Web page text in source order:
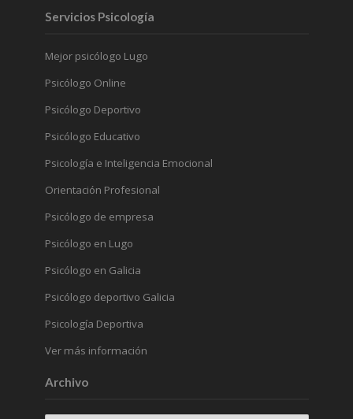
Servicios Psicología
Mejor psicólogo Lugo
Psicólogo Online
Psicólogo Deportivo
Psicólogo Educativo
Psicología e Inteligencia Emocional
Orientación Profesional
Psicólogo de empresa
Psicólogo en Lugo
Psicólogo en Galicia
Psicólogo deportivo Galicia
Psicología Deportiva
Ver más información
Archivo